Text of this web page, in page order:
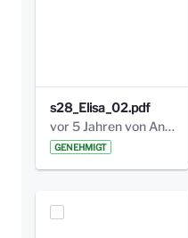
s28_Elisa_02.pdf
vor 5 Jahren von Anni Schlumberger
GENEHMIGT